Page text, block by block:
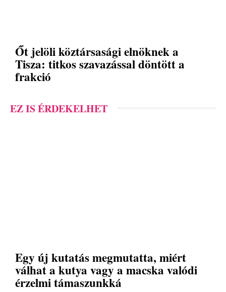
Őt jelöli köztársasági elnöknek a
Tisza: titkos szavazással döntött a
frakció
EZ IS ÉRDEKELHET
Egy új kutatás megmutatta, miért
válhat a kutya vagy a macska valódi
érzelmi támaszunkká